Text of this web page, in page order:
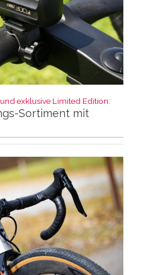
exklusive Limited Edition:
Sortiment mit